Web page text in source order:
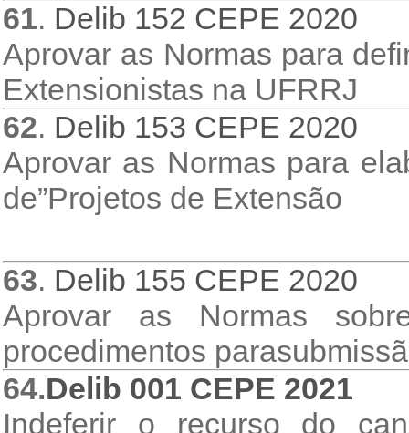
61. Delib 152 CEPE 2020
Aprovar as Normas para
Extensionistas na UFRRJ
62. Delib 153 CEPE 2020
Aprovar as Normas para
de”Projetos de Extensão
63. Delib 155 CEPE 2020
Aprovar as Normas
procedimentos
64.Delib 001 CEPE 2021
Indeferir o recurso do